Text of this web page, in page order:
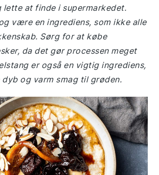
lette at finde i supermarkedet.
være en ingrediens, som ikke alle
Sørg for at købe
da det gør processen meget
er også en vigtig ingrediens,
og varm smag til grøden.